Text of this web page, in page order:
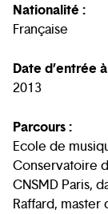
Nationalité :
Française
Date d’entrée
2013
Parcours :
Ecole de
Conservatoire
CNSMD Paris,
Raffard,